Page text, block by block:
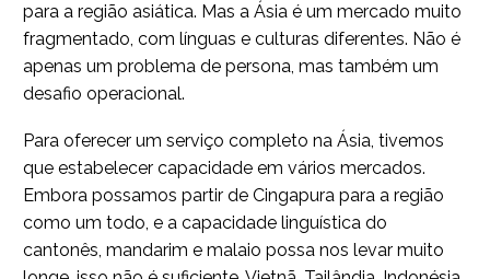
para a região asiática. Mas a Ásia é um mercado muito
fragmentado, com línguas e culturas diferentes. Não é
apenas um problema de persona, mas também um
desafio operacional.
Para oferecer um serviço completo na Ásia, tivemos
que estabelecer capacidade em vários mercados.
Embora possamos partir de Cingapura para a região
como um todo, e a capacidade linguística do
cantonês, mandarim e malaio possa nos levar muito